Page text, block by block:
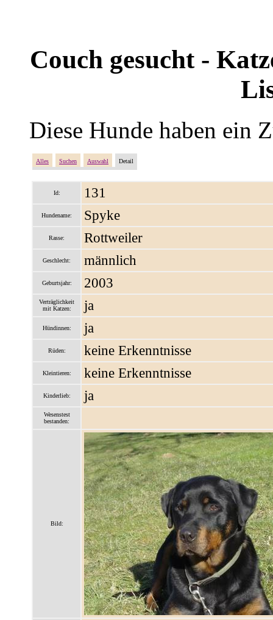
Couch gesucht -
Diese Hunde haben ein
Alles Suchen Auswahl Detail
Id: 131
Hundename: Spyke
Rasse: Rottweiler
Geschlecht: männlich
Geburtsjahr: 2003
Verträglichkeit
mit Katzen:
ja
Hündinnen: ja
Rüden: keine Erkenntnisse
Kleintieren: keine Erkenntnisse
Kinderlieb: ja
Wesenstest
bestanden:
Bild: